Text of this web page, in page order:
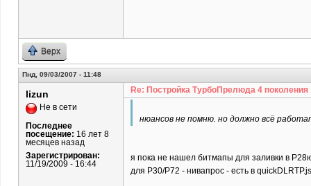
Верх
Пнд, 09/03/2007 - 11:48
lizun
Не в сети
Последнее
посещение: 16 лет 8
месяцев назад
Зарегистрирован:
11/19/2009 - 16:44
Re: Постройка ТурбоПрелюда 4 поколения
нюансов не помню. но должно всё
я пока не нашел битмапы для заливки в P28ю
для P30/P72 - нивапрос - есть в quickDLRTP.js